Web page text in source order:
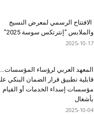
الافتتاح الرسمي لمعرض النسيج
والملابس “إنترتكس سوسة 2025”
2025-10-17
المعهد العربي لرؤساء المؤسسات…
قابلية تطبيق قرار الضمان البنكي
مؤسسات إسداء الخدمات أو القيام
بأشغال
2025-10-04